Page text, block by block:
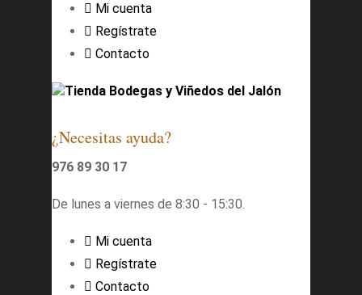
Mi cuenta
Regístrate
Contacto
Tienda Bodegas y Viñedos del Jalón
¿Necesitas ayuda?
976 89 30 17
De lunes a viernes de 8:30 - 15:30.
Mi cuenta
Regístrate
Contacto